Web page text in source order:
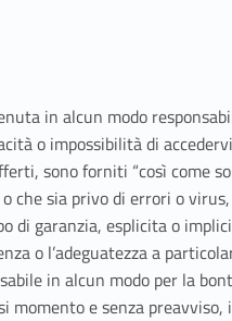
in alcun modo
o impossibilità di
sono forniti “così come
sia privo di errori o virus,
di garanzia, esplicita o
o l’adeguatezza a
in alcun modo per la
momento e senza